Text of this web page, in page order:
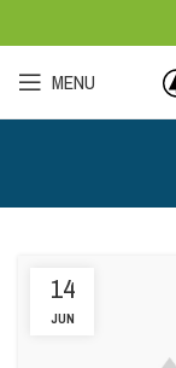
MENU
14
JUN